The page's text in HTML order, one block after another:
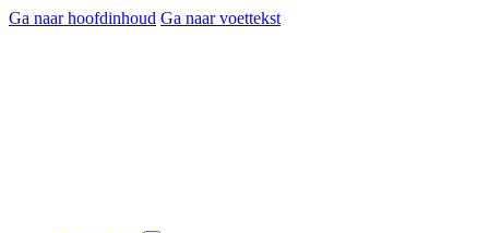
Ga naar hoofdinhoud Ga naar voettekst